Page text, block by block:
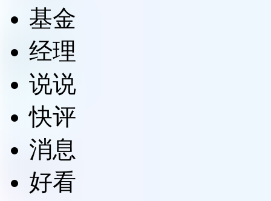
基金
经理
说说
快评
消息
好看